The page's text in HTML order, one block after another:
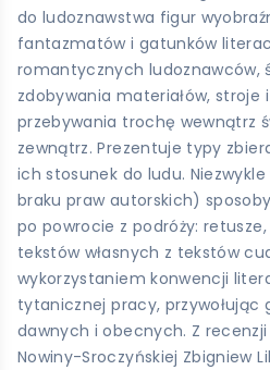
do ludoznawstwa figur
fantazmatów i gatunków
romantycznych ludoznawców,
zdobywania materiałów, stroje
przebywania trochę wewnątrz
zewnątrz. Prezentuje typy
ich stosunek do ludu.
braku praw autorskich)
po powrocie z podróży:
tekstów własnych z tekstów
wykorzystaniem konwencji
tytanicznej pracy, przywołując
dawnych i obecnych. Z recenzji
Nowiny-Sroczyńskiej Zbigniew